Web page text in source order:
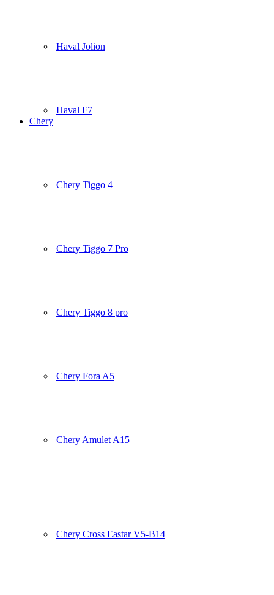
Haval Jolion
Haval F7
Chery
Chery Tiggo 4
Chery Tiggo 7 Pro
Chery Tiggo 8 pro
Chery Fora A5
Chery Amulet A15
Chery Cross Eastar V5-B14